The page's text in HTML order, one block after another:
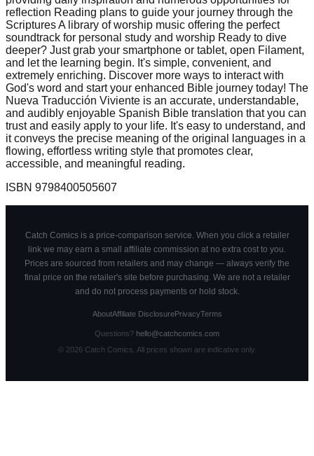
reflection Reading plans to guide your journey through the
Scriptures A library of worship music offering the perfect
soundtrack for personal study and worship Ready to dive
deeper? Just grab your smartphone or tablet, open Filament,
and let the learning begin. It's simple, convenient, and
extremely enriching. Discover more ways to interact with
God's word and start your enhanced Bible journey today! The
Nueva Traducción Viviente is an accurate, understandable,
and audibly enjoyable Spanish Bible translation that you can
trust and easily apply to your life. It's easy to understand, and
it conveys the precise meaning of the original languages in a
flowing, effortless writing style that promotes clear,
accessible, and meaningful reading.
ISBN 9798400505607
Catch Comics is a price-comparison service. When you click a retailer
link we may earn a small affiliate commission at no extra cost to you.
Prices are sourced from retailers and may change — always verify the
final price on the retailer's site before purchasing. We are not a retailer
and do not process payments or hold stock.
AboutAffiliate DisclosurePrivacyTerms
Questions? hello@catchcomics.com
© 2026Catch Comics. All prices shown are indicative only.